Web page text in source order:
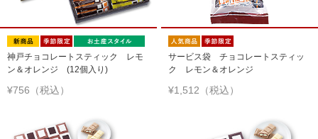
神戸チョコレートスティック レモ
ン＆オレンジ (12個入り)
¥756（税込）
サービス袋 チョコレートスティッ
ク レモン＆オレンジ
¥1,512（税込）